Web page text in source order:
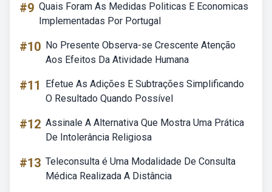
#9 Quais Foram As Medidas Politicas E Economicas
Implementadas Por Portugal
#10 No Presente Observa-se Crescente Atenção
Aos Efeitos Da Atividade Humana
#11
Efetue As Adições E Subtrações Simplificando
O Resultado Quando Possível
#12 Assinale A Alternativa Que Mostra Uma Prática
De Intolerância Religiosa
#13 Teleconsulta é Uma Modalidade De Consulta
Médica Realizada A Distância